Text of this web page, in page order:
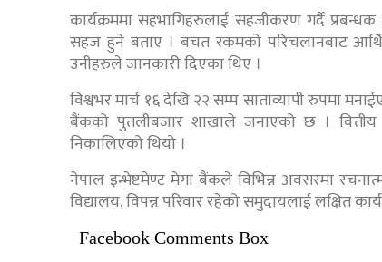
कार्यक्रममा सहभागिहरुलाई सहजीकरण गर्दै
सहज हुने बताए । बचत रकमको परिचलानबाट
उनीहरुले जानकारी दिएका थिए ।
विश्वभर मार्च १६ देखि २२ सम्म साताव्यापी रुपमा
बैंकको पुतलीबजार शाखाले जनाएको छ । वित्तीय
निकालिएको थियो ।
नेपाल इन्भेष्टमेण्ट मेगा बैंकले विभिन्न अवसरमा
विद्यालय, विपन्न परिवार रहेको समुदायलाई लक्षित
Facebook Comments Box